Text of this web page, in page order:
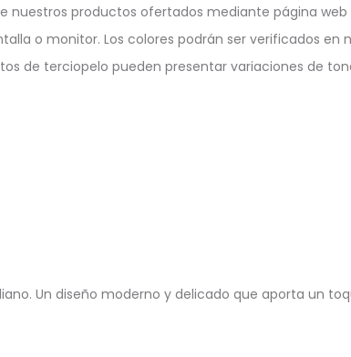
de nuestros productos ofertados mediante página
o monitor. Los colores podrán ser verificados
de terciopelo pueden presentar variaciones de
Un diseño moderno y delicado que aporta un